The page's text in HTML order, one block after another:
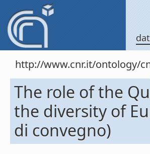
http://www.cnr.it/ontology/
The role of the
the diversity of
di convegno)